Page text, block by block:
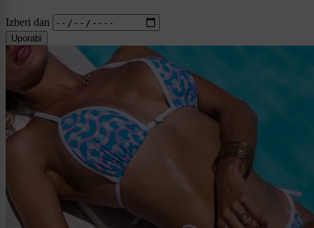
Izberi dan
Uporabi